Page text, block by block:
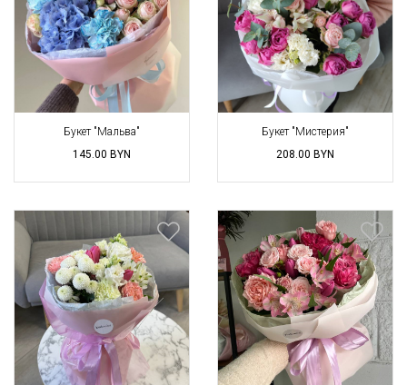
Букет "Мальва"
145.00 BYN
Букет "Мистерия"
208.00 BYN